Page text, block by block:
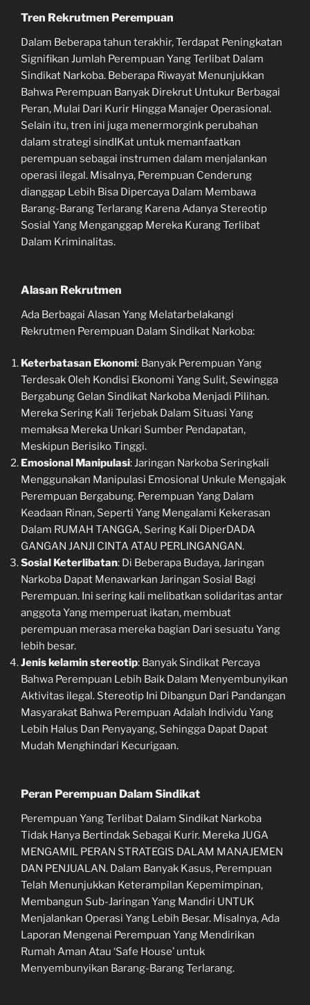
Tren Rekrutmen Perempuan
Dalam Beberapa tahun terakhir, Terdapat Peningkatan
Signifikan Jumlah Perempuan Yang Terlibat Dalam
Sindikat Narkoba. Beberapa Riwayat Menunjukkan
Bahwa Perempuan Banyak Direkrut Untukur Berbagai
Peran, Mulai Dari Kurir Hingga Manajer Operasional.
Selain itu, tren ini juga menermorgink perubahan
dalam strategi sindIKat untuk memanfaatkan
perempuan sebagai instrumen dalam menjalankan
operasi ilegal. Misalnya, Perempuan Cenderung
dianggap Lebih Bisa Dipercaya Dalam Membawa
Barang-Barang Terlarang Karena Adanya Stereotip
Sosial Yang Menganggap Mereka Kurang Terlibat
Dalam Kriminalitas.
Alasan Rekrutmen
Ada Berbagai Alasan Yang Melatarbelakangi
Rekrutmen Perempuan Dalam Sindikat Narkoba:
Keterbatasan Ekonomi: Banyak Perempuan Yang
Terdesak Oleh Kondisi Ekonomi Yang Sulit, Sewingga
Bergabung Gelan Sindikat Narkoba Menjadi Pilihan.
Mereka Sering Kali Terjebak Dalam Situasi Yang
memaksa Mereka Unkari Sumber Pendapatan,
Meskipun Berisiko Tinggi.
Emosional Manipulasi: Jaringan Narkoba Seringkali
Menggunakan Manipulasi Emosional Unkule Mengajak
Perempuan Bergabung. Perempuan Yang Dalam
Keadaan Rinan, Seperti Yang Mengalami Kekerasan
Dalam RUMAH TANGGA, Sering Kali DiperDADA
GANGAN JANJI CINTA ATAU PERLINGANGAN.
Sosial Keterlibatan: Di Beberapa Budaya, Jaringan
Narkoba Dapat Menawarkan Jaringan Sosial Bagi
Perempuan. Ini sering kali melibatkan solidaritas antar
anggota Yang memperuat ikatan, membuat
perempuan merasa mereka bagian Dari sesuatu Yang
lebih besar.
Jenis kelamin stereotip: Banyak Sindikat Percaya
Bahwa Perempuan Lebih Baik Dalam Menyembunyikan
Aktivitas ilegal. Stereotip Ini Dibangun Dari Pandangan
Masyarakat Bahwa Perempuan Adalah Individu Yang
Lebih Halus Dan Penyayang, Sehingga Dapat Dapat
Mudah Menghindari Kecurigaan.
Peran Perempuan Dalam Sindikat
Perempuan Yang Terlibat Dalam Sindikat Narkoba
Tidak Hanya Bertindak Sebagai Kurir. Mereka JUGA
MENGAMIL PERAN STRATEGIS DALAM MANAJEMEN
DAN PENJUALAN. Dalam Banyak Kasus, Perempuan
Telah Menunjukkan Keterampilan Kepemimpinan,
Membangun Sub-Jaringan Yang Mandiri UNTUK
Menjalankan Operasi Yang Lebih Besar. Misalnya, Ada
Laporan Mengenai Perempuan Yang Mendirikan
Rumah Aman Atau ‘Safe House’ untuk
Menyembunyikan Barang-Barang Terlarang.